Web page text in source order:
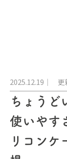
2025.12.19 更
ちょうど
使いやす
リコンケ